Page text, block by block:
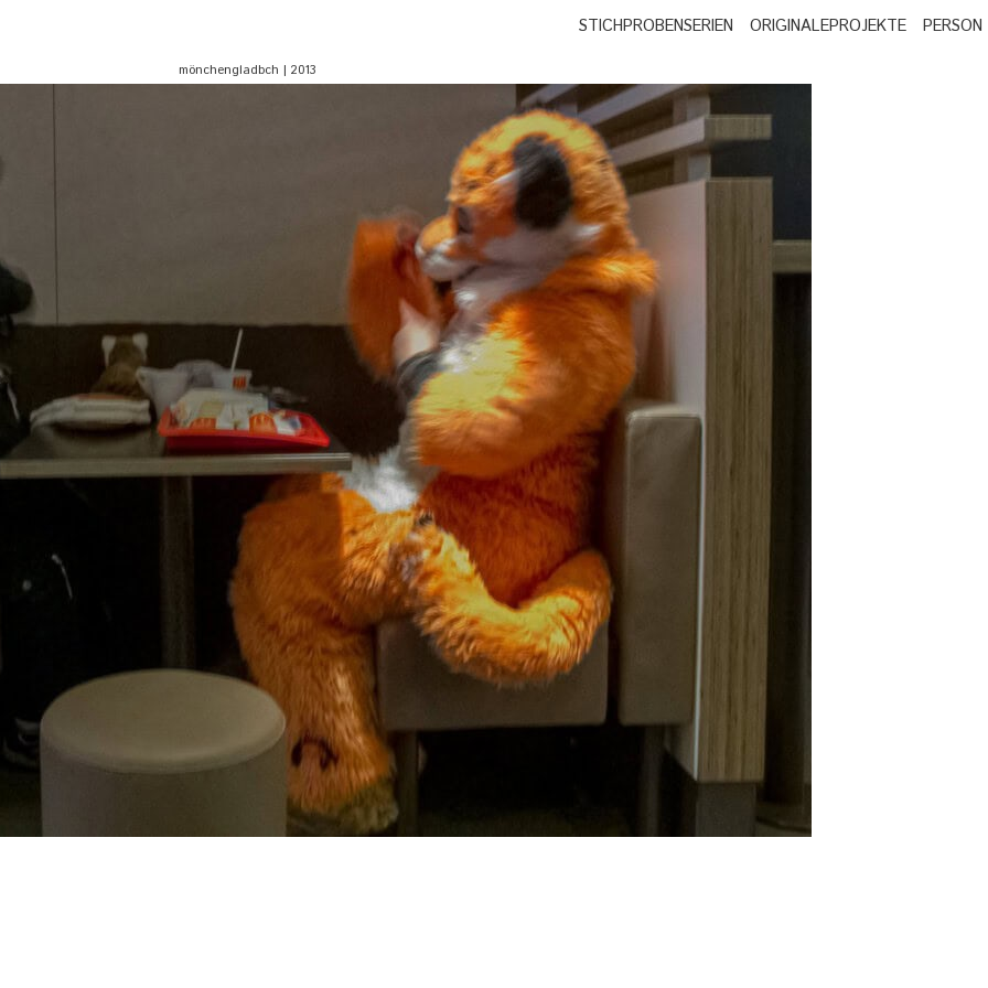
STICHPROBENSERIEN ORIGINALEPROJEKTE PERSON
mönchengladbch | 2013